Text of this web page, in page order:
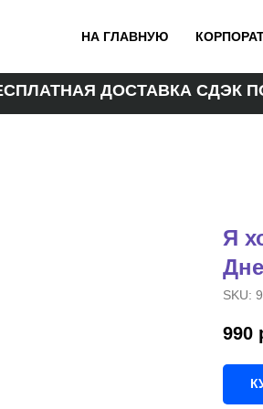
НА ГЛАВНУЮ
ДОСТАВКА СДЭК
Я
SKU:
990